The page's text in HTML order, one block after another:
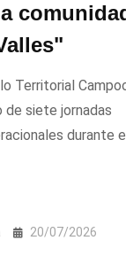
Territorial
de siete jornadas
durante
20/07/2026